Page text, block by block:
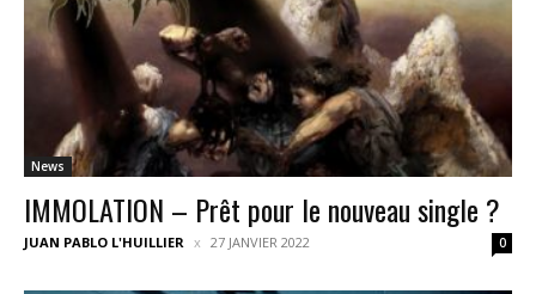
News
IMMOLATION – Prêt pour le nouveau single ?
JUAN PABLO L'HUILLIER 27 JANVIER 2022 0